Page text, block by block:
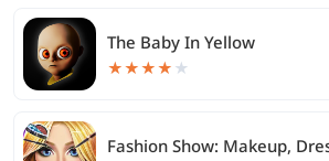
The Baby In Yellow
★★★★ ★
Fashion Show: Makeup,